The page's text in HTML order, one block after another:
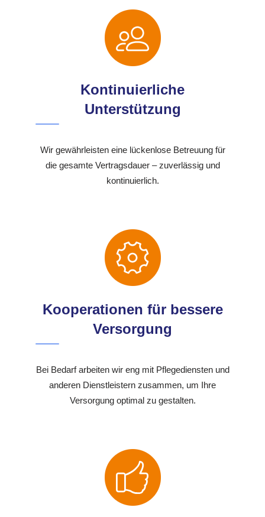
Kontinuierliche
Unterstützung
Wir gewährleisten eine lückenlose Betreuung für
die gesamte Vertragsdauer – zuverlässig und
kontinuierlich.
Kooperationen für bessere
Versorgung
Bei Bedarf arbeiten wir eng mit Pflegediensten und
anderen Dienstleistern zusammen, um Ihre
Versorgung optimal zu gestalten.